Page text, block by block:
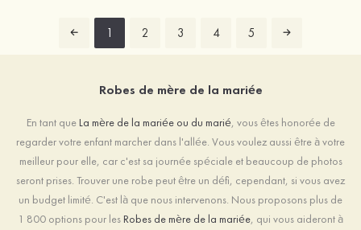
1 2 3 4 5
Robes de mère de la mariée
En tant que La mère de la mariée ou du marié, vous êtes honorée de
regarder votre enfant marcher dans l'allée. Vous voulez aussi être à votre
meilleur pour elle, car c'est sa journée spéciale et beaucoup de photos
seront prises. Trouver une robe peut être un défi, cependant, si vous avez
un budget limité. C'est là que nous intervenons. Nous proposons plus de
1 800 options pour les Robes de mère de la mariée, qui vous aideront à